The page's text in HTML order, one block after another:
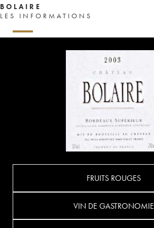
BOLAIRE
LES INFORMATIONS
FRUITS ROUGES
VIN DE GASTRONOMIE